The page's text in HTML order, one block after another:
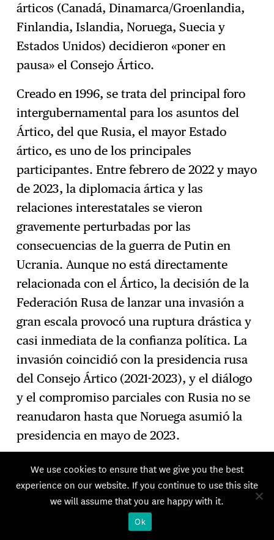
árticos (Canadá, Dinamarca/Groenlandia,
Finlandia, Islandia, Noruega, Suecia y
Estados Unidos) decidieron «poner en
pausa» el Consejo Ártico.
Creado en 1996, se trata del principal foro
intergubernamental para los asuntos del
Ártico, del que Rusia, el mayor Estado
ártico, es uno de los principales
participantes. Entre febrero de 2022 y mayo
de 2023, la diplomacia ártica y las
relaciones interestatales se vieron
gravemente perturbadas por las
consecuencias de la guerra de Putin en
Ucrania. Aunque no está directamente
relacionada con el Ártico, la decisión de la
Federación Rusa de lanzar una invasión a
gran escala provocó una ruptura drástica y
casi inmediata de la confianza política. La
invasión coincidió con la presidencia rusa
del Consejo Ártico (2021-2023), y el diálogo
y el compromiso parciales con Rusia no se
reanudaron hasta que Noruega asumió la
presidencia en mayo de 2023.
We use cookies to ensure that we give you the best
experience on our website. If you continue to use this site
we will assume that you are happy with it.
Ok